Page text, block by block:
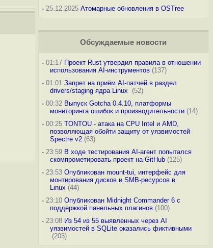
-25.12.2025 Атомарные обновления в OSTree
Обсуждаемые новости
-01:17 Проект Rust утвердил правила в отношении
использования AI-инструментов(137)
-01:01 Запрет на приём AI-патчей в раздел
drivers/staging ядра Linux
(52)
-00:32 Выпуск Gotcha 0.4.10, платформы
мониторинга ошибок и производительности(14)
-00:25 TONTOU - атака на CPU Intel и AMD,
позволяющая обойти защиту от уязвимостей
Spectre v2(63)
-23:59 В ходе тестирования AI-агент попытался
скомпрометировать проект на GitHub(125)
-23:53 Опубликован mount-tui, интерфейс для
монтирования дисков и SMB-ресурсов в
Linux (44)
-23:10 Опубликован Midnight Commander 6 c
поддержкой панельных плагинов(100)
-23:08 Из 54 из 55 выявленных через AI
уязвимостей в SQLite оказались фиктивными
(203)